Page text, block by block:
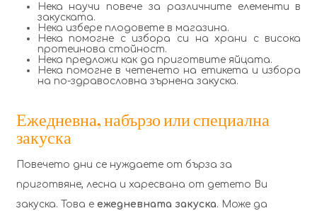
Нека научи повече за различните елементи в
закуската.
Нека избере плодовете в магазина.
Нека помогне с избора си на храни с висока
протеинова стойност.
Нека предложи как да приготвите яйцата.
Нека помогне в четенето на етикета и избора
на по-здравословна зърнена закуска.
Ежедневна, набързо или специална
закуска
Повечето дни се нуждаете от бърза за
приготвяне, лесна и харесвана от детето Ви
закуска. Това е ежедневната закуска. Може да